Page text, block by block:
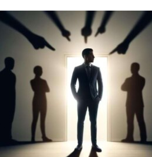
Skip
to
content